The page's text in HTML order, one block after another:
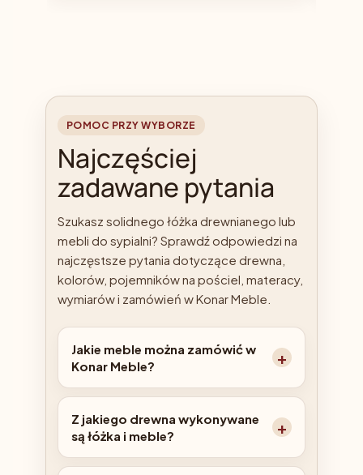
POMOC PRZY WYBORZE
Najczęściej
zadawane pytania
Szukasz solidnego łóżka drewnianego lub
mebli do sypialni? Sprawdź odpowiedzi na
najczęstsze pytania dotyczące drewna,
kolorów, pojemników na pościel, materacy,
wymiarów i zamówień w Konar Meble.
Jakie meble można zamówić w
Konar Meble?
Z jakiego drewna wykonywane
są łóżka i meble?